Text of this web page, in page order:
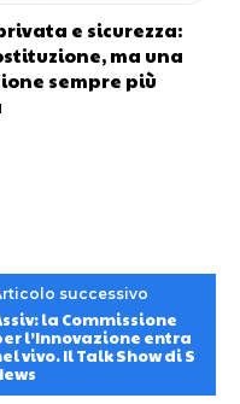
e sicurezza:
ma una
sempre più
successivo
la Commissione
l’Innovazione entra
vivo. Il Talk Show di S